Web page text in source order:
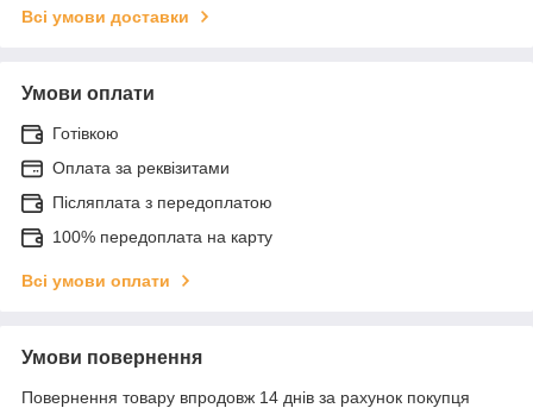
Всі умови доставки
Умови оплати
Готівкою
Оплата за реквізитами
Післяплата з передоплатою
100% передоплата на карту
Всі умови оплати
Умови повернення
Повернення товару впродовж 14 днів за рахунок покупця